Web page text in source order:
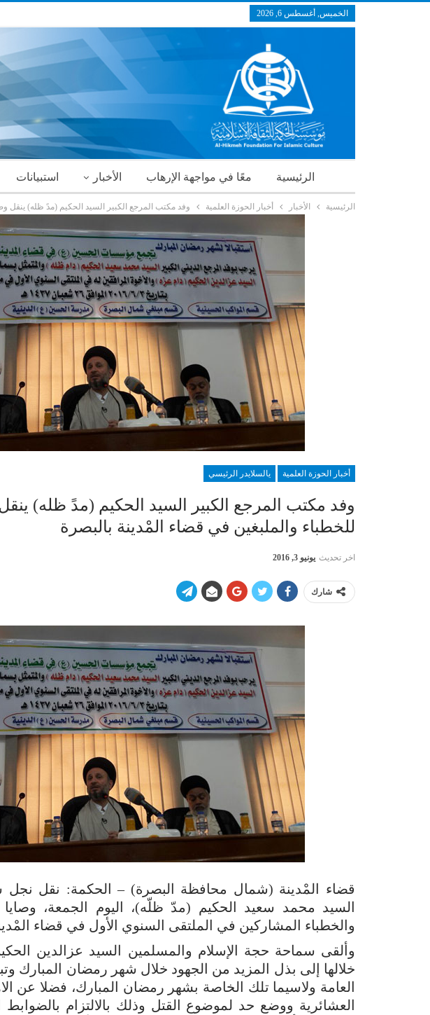
الخميس, أغسطس 6, 2026
الرئيسية معًا في مواجهة الإرهاب الأخبار استبيانات
الرئيسية الأخبار أخبار الحوزة العلمية وفد مكتب المرجع الكبير السيد الحكيم (مدً ظله) ينقل
أخبار الحوزة العلمية يالسلايدر الرئيسي
وفد مكتب المرجع الكبير السيد الحكيم (مدً ظله)
للخطباء والملبغين في قضاء المْدينة بالبصرة
اخر تحديث يونيو 3, 2016
شارك
قضاء المْدينة (شمال محافظة البصرة) – الحكمة: نقل نجل
السيد محمد سعيد الحكيم (مدّ ظلّه)، اليوم الجمعة، وصايا
والخطباء المشاركين في الملتقى السنوي الأول في قضاء
وألقى سماحة حجة الإسلام والمسلمين السيد عزالدين
خلالها إلى بذل المزيد من الجهود خلال شهر رمضان المبارك
العامة ولاسيما تلك الخاصة بشهر رمضان المبارك، فضلا عن
العشائرية ووضع حد لموضوع القتل وذلك بالالتزام